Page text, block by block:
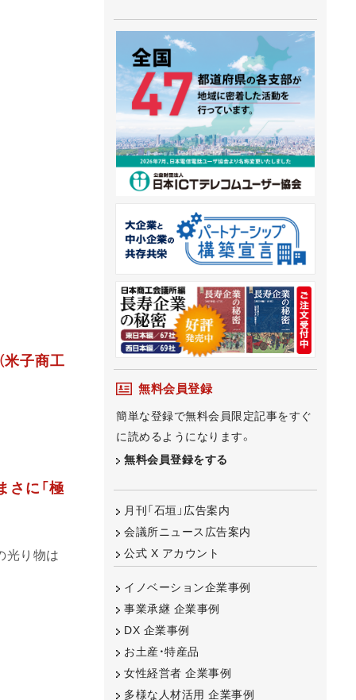
米子商工
さに「極
光り物は
無料会員登録
簡単な登録で無料会員限定記事をすぐ
に読めるようになります。
無料会員登録をする
月刊「石垣」広告案内
会議所ニュース広告案内
公式 X アカウント
イノベーション企業事例
事業承継 企業事例
DX 企業事例
お土産・特産品
女性経営者 企業事例
多様な人材活用 企業事例